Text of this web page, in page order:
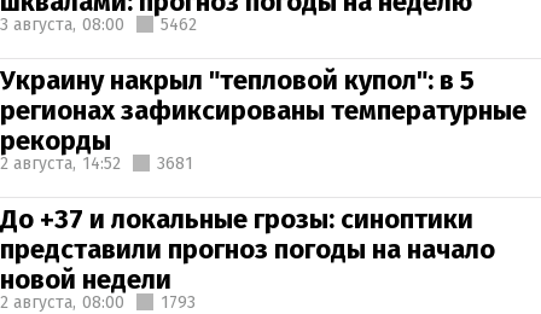
3 августа, 08:00 5462
Украину накрыл "тепловой купол": в 5
регионах зафиксированы температурные
рекорды
2 августа, 14:52 3681
До +37 и локальные грозы: синоптики
представили прогноз погоды на начало
новой недели
2 августа, 08:00 1793